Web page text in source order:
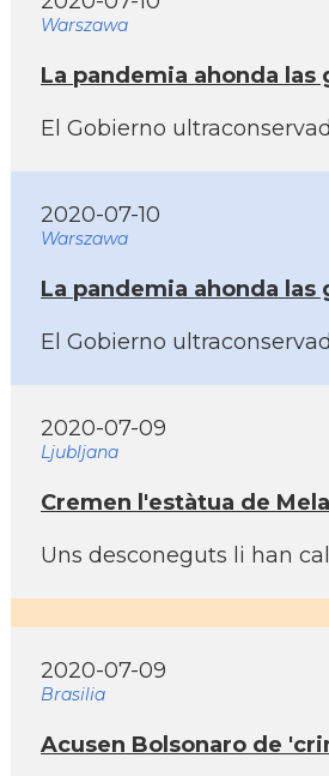
Warszawa
La pandemia ahonda
El Gobierno
2020-07-10
Warszawa
La pandemia ahonda
El Gobierno
2020-07-09
Ljubljana
Cremen l'estàtua de
Uns desconeguts li han
2020-07-09
Brasilia
Acusen Bolsonaro de